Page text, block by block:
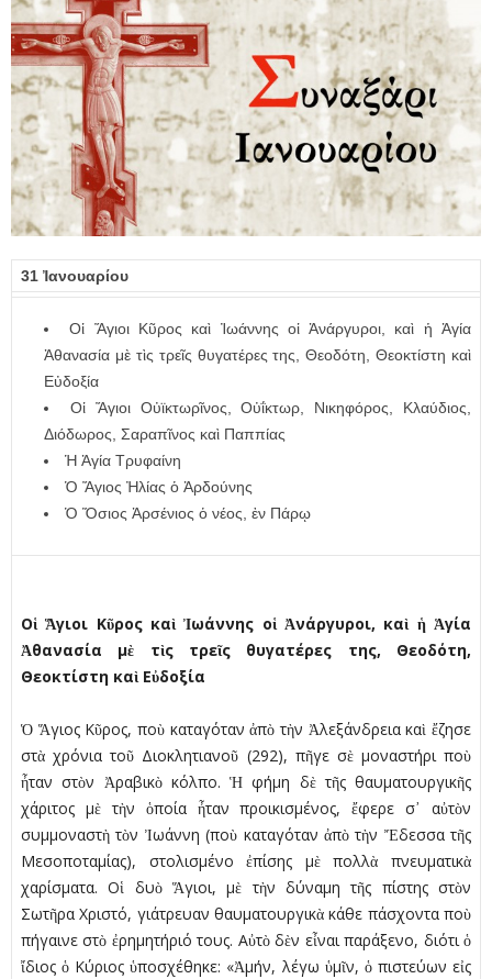
31 Ἰανουαρίου
Οἱ Ἅγιοι Κῦρος καὶ Ἰωάννης οἱ Ἀνάργυροι, καὶ ἡ Ἁγία
Ἀθανασία μὲ τὶς τρεῖς θυγατέρες της, Θεοδότη, Θεοκτίστη καὶ
Εὐδοξία
Οἱ Ἅγιοι Οὐϊκτωρῖνος, Οὐΐκτωρ, Νικηφόρος, Κλαύδιος,
Διόδωρος, Σαραπῖνος καὶ Παππίας
Ἡ Ἁγία Τρυφαίνη
Ὁ Ἅγιος Ἠλίας ὁ Ἀρδούνης
Ὁ Ὅσιος Ἀρσένιος ὁ νέος, ἐν Πάρῳ
Οἱ Ἅγιοι Κῦρος καὶ Ἰωάννης οἱ Ἀνάργυροι, καὶ ἡ Ἁγία
Ἀθανασία μὲ τὶς τρεῖς θυγατέρες της, Θεοδότη,
Θεοκτίστη καὶ Εὐδοξία
Ὁ Ἅγιος Κῦρος, ποὺ καταγόταν ἀπὸ τὴν Ἀλεξάνδρεια καὶ ἔζησε
στὰ χρόνια τοῦ Διοκλητιανοῦ (292), πῆγε σὲ μοναστήρι ποὺ
ἦταν στὸν Ἀραβικὸ κόλπο. Ἡ φήμη δὲ τῆς θαυματουργικῆς
χάριτος μὲ τὴν ὁποία ἦταν προικισμένος, ἔφερε σ᾿ αὐτὸν
συμμοναστὴ τὸν Ἰωάννη (ποὺ καταγόταν ἀπὸ τὴν Ἔδεσσα τῆς
Μεσοποταμίας), στολισμένο ἐπίσης μὲ πολλὰ πνευματικὰ
χαρίσματα. Οἱ δυὸ Ἅγιοι, μὲ τὴν δύναμη τῆς πίστης στὸν
Σωτῆρα Χριστό, γιάτρευαν θαυματουργικὰ κάθε πάσχοντα ποὺ
πήγαινε στὸ ἐρημητήριό τους. Αὐτὸ δὲν εἶναι παράξενο, διότι ὁ
ἴδιος ὁ Κύριος ὑποσχέθηκε: «Ἀμήν, λέγω ὑμῖν, ὁ πιστεύων εἰς